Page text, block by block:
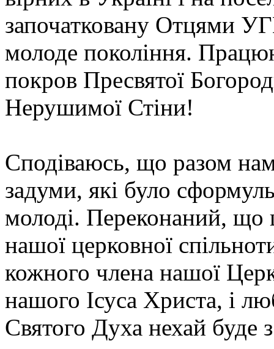
започатковану Отцями
молоде покоління.
покров Пресвятої
Нерушимої Стіни!
Сподіваюсь, що разом нам
задуми, які було
молоді. Переконаний, що
нашої церковної
кожного члена нашої
нашого Ісуса Христа, і
Святого Духа нехай